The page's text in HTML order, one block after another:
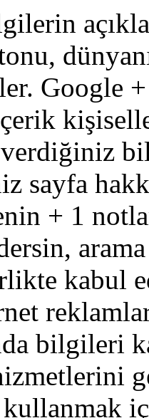
. Google +
verdiğiniz
sayfa
+ 1
, arama
kabul
bilgileri
kullanmak